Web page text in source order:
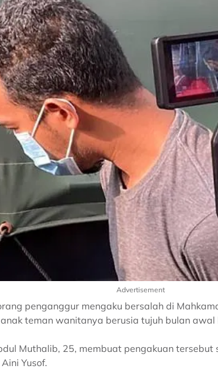
Advertisement
penganggur mengaku bersalah di
teman wanitanya berusia tujuh bulan awal
Muthalib, 25, membuat pengakuan
Yusof.